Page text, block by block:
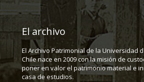
El archivo
El Archivo Patrimonial de la Universidad
Chile nace en 2009 con la misión de
poner en valor el patrimonio material e
casa de estudios.